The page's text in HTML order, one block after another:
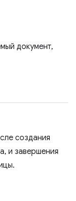
документ,
создания
и завершения